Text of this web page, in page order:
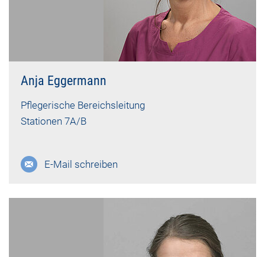
Anja Eggermann
Pflegerische Bereichsleitung
Stationen 7A/B
E-Mail schreiben